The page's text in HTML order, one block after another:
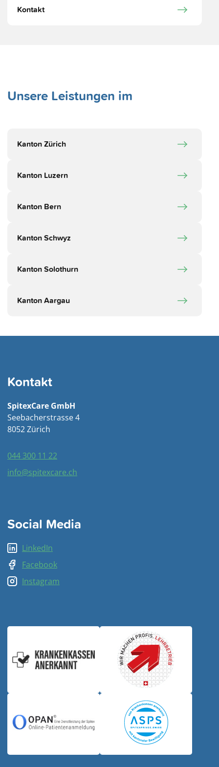
Kontakt
Unsere Leistungen im
Kanton Zürich
Kanton Luzern
Kanton Bern
Kanton Schwyz
Kanton Solothurn
Kanton Aargau
Kontakt
SpitexCare GmbH
Seebacherstrasse 4
8052 Zürich
044 300 11 22
info@spitexcare.ch
Social Media
LinkedIn
Facebook
Instagram